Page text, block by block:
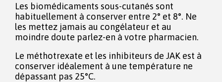
Les biomédicaments sous-cutanés sont
habituellement à conserver entre 2° et 8°. Ne
les mettez jamais au congélateur et au
moindre doute parlez-en à votre pharmacien.
Le méthotrexate et les inhibiteurs de JAK est à
conserver idéalement à une température ne
dépassant pas 25°C.